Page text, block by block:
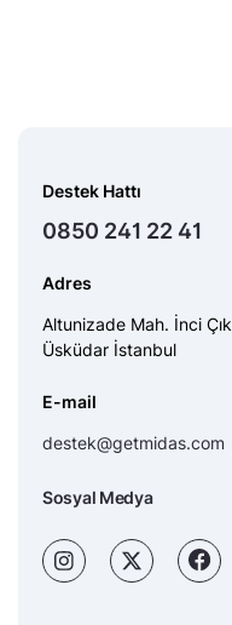
Destek Hattı
0850 241 22 41
Adres
Altunizade Mah. İnci
Üsküdar İstanbul
E-mail
destek@getmidas.com
Sosyal Medya